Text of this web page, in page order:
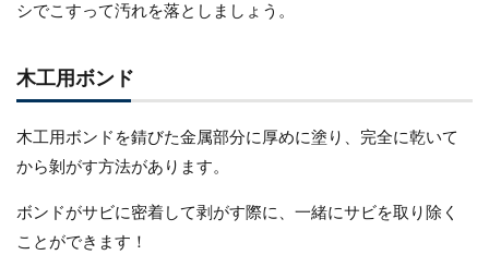
シでこすって汚れを落としましょう。
木工用ボンド
木工用ボンドを錆びた金属部分に厚めに塗り、完全に乾いて
から剝がす方法があります。
ボンドがサビに密着して剥がす際に、一緒にサビを取り除く
ことができます！